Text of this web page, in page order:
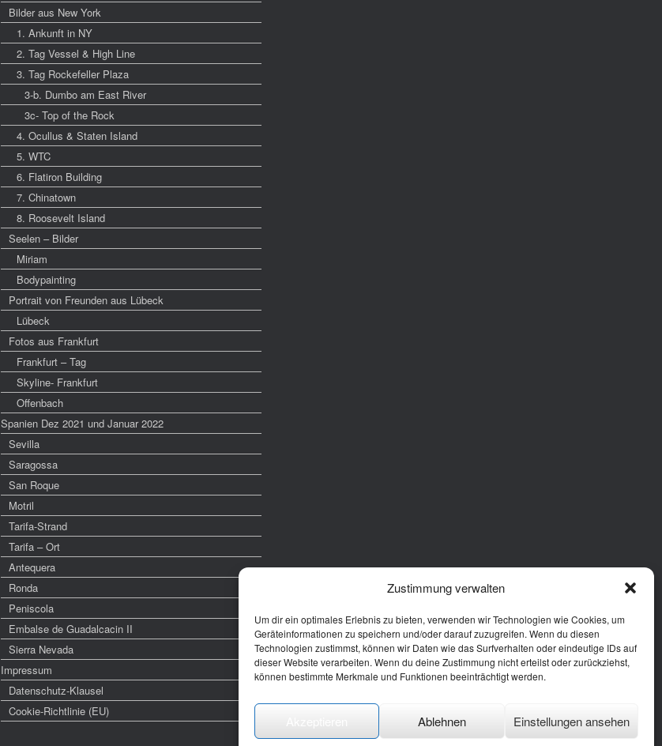
Zustimmung verwalten
Um dir ein optimales Erlebnis zu bieten, verwenden wir Technologien wie Cookies, um
Geräteinformationen zu speichern und/oder darauf zuzugreifen. Wenn du diesen
Technologien zustimmst, können wir Daten wie das Surfverhalten oder eindeutige IDs auf
dieser Website verarbeiten. Wenn du deine Zustimmung nicht erteilst oder zurückziehst,
können bestimmte Merkmale und Funktionen beeinträchtigt werden.
Ablehnen Einstellungen ansehen
Bilder aus New York
1. Ankunft in NY
2. Tag Vessel & High Line
3. Tag Rockefeller Plaza
3-b. Dumbo am East River
3c- Top of the Rock
4. Ocullus & Staten Island
5. WTC
6. Flatiron Building
7. Chinatown
8. Roosevelt Island
Seelen – Bilder
Miriam
Bodypainting
Portrait von Freunden aus Lübeck
Lübeck
Fotos aus Frankfurt
Frankfurt – Tag
Skyline- Frankfurt
Offenbach
Spanien Dez 2021 und Januar 2022
Sevilla
Saragossa
San Roque
Motril
Tarifa-Strand
Tarifa – Ort
Antequera
Ronda
Peniscola
Embalse de Guadalcacin II
Sierra Nevada
Impressum
Datenschutz-Klausel
Cookie-Richtlinie (EU)